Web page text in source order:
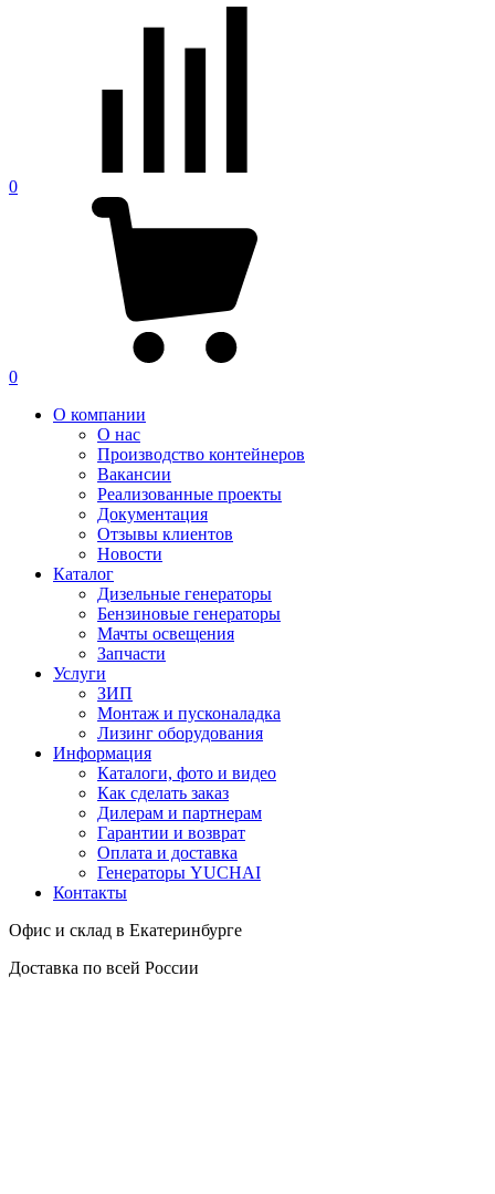
0
0
О компании
О нас
Производство контейнеров
Вакансии
Реализованные проекты
Документация
Отзывы клиентов
Новости
Каталог
Дизельные генераторы
Бензиновые генераторы
Мачты освещения
Запчасти
Услуги
ЗИП
Монтаж и пусконаладка
Лизинг оборудования
Информация
Каталоги, фото и видео
Как сделать заказ
Дилерам и партнерам
Гарантии и возврат
Оплата и доставка
Генераторы YUCHAI
Контакты
Офис и склад в Екатеринбурге
Доставка по всей России